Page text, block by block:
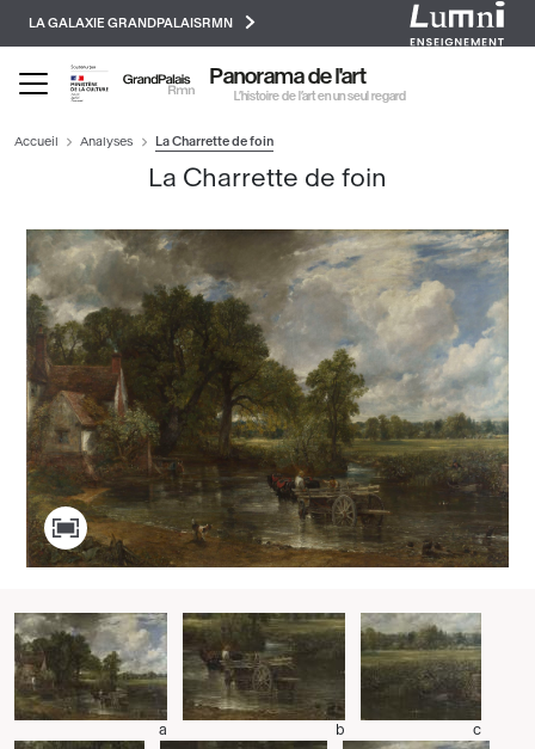
principal
LA GALAXIE GRANDPALAISRMN
Panorama de l'art
L’histoire de l’art en un seul regard
Accueil Analyses La Charrette de foin
La Charrette de foin
a b c